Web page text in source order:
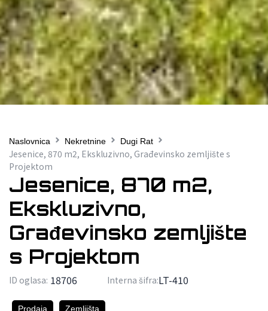
Jesenice, 870 m2,
Ekskluzivno,
Građevinsko zemljište
s Projektom
Naslovnica Nekretnine Dugi Rat
Jesenice, 870 m2, Ekskluzivno, Građevinsko zemljište s
Projektom
ID oglasa: 18706 Interna šifra:LT-410
Prodaja Zemljišta